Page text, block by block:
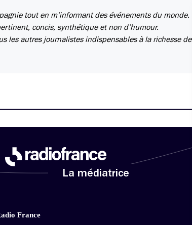
tout en m’informant des événements du monde.
concis, synthétique et non d’humour.
les autres journalistes indispensables à la richesse de
La médiatrice
France